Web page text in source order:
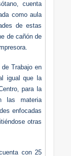
cuenta
como aula
de estas
de cañón de
Trabajo en
igual que la
para la
las materia
enfocadas
otras
con 25